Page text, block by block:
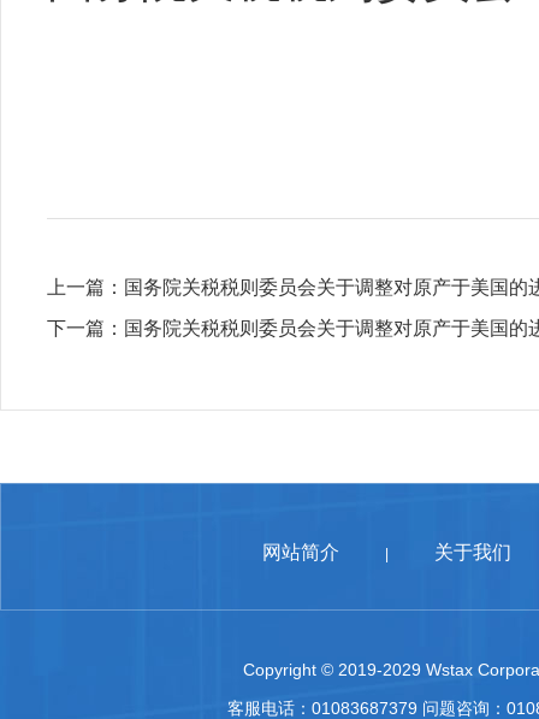
上一篇： 国务院关税税则委员会关于调整对原产于美国的
下一篇： 国务院关税税则委员会关于调整对原产于美国的
网站简介 关于我们
Copyright © 2019-2029 Wstax
客服电话：01083687379 问题咨询：